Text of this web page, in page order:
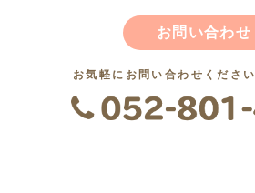
お問い合わせ
お気軽にお問い合わせください